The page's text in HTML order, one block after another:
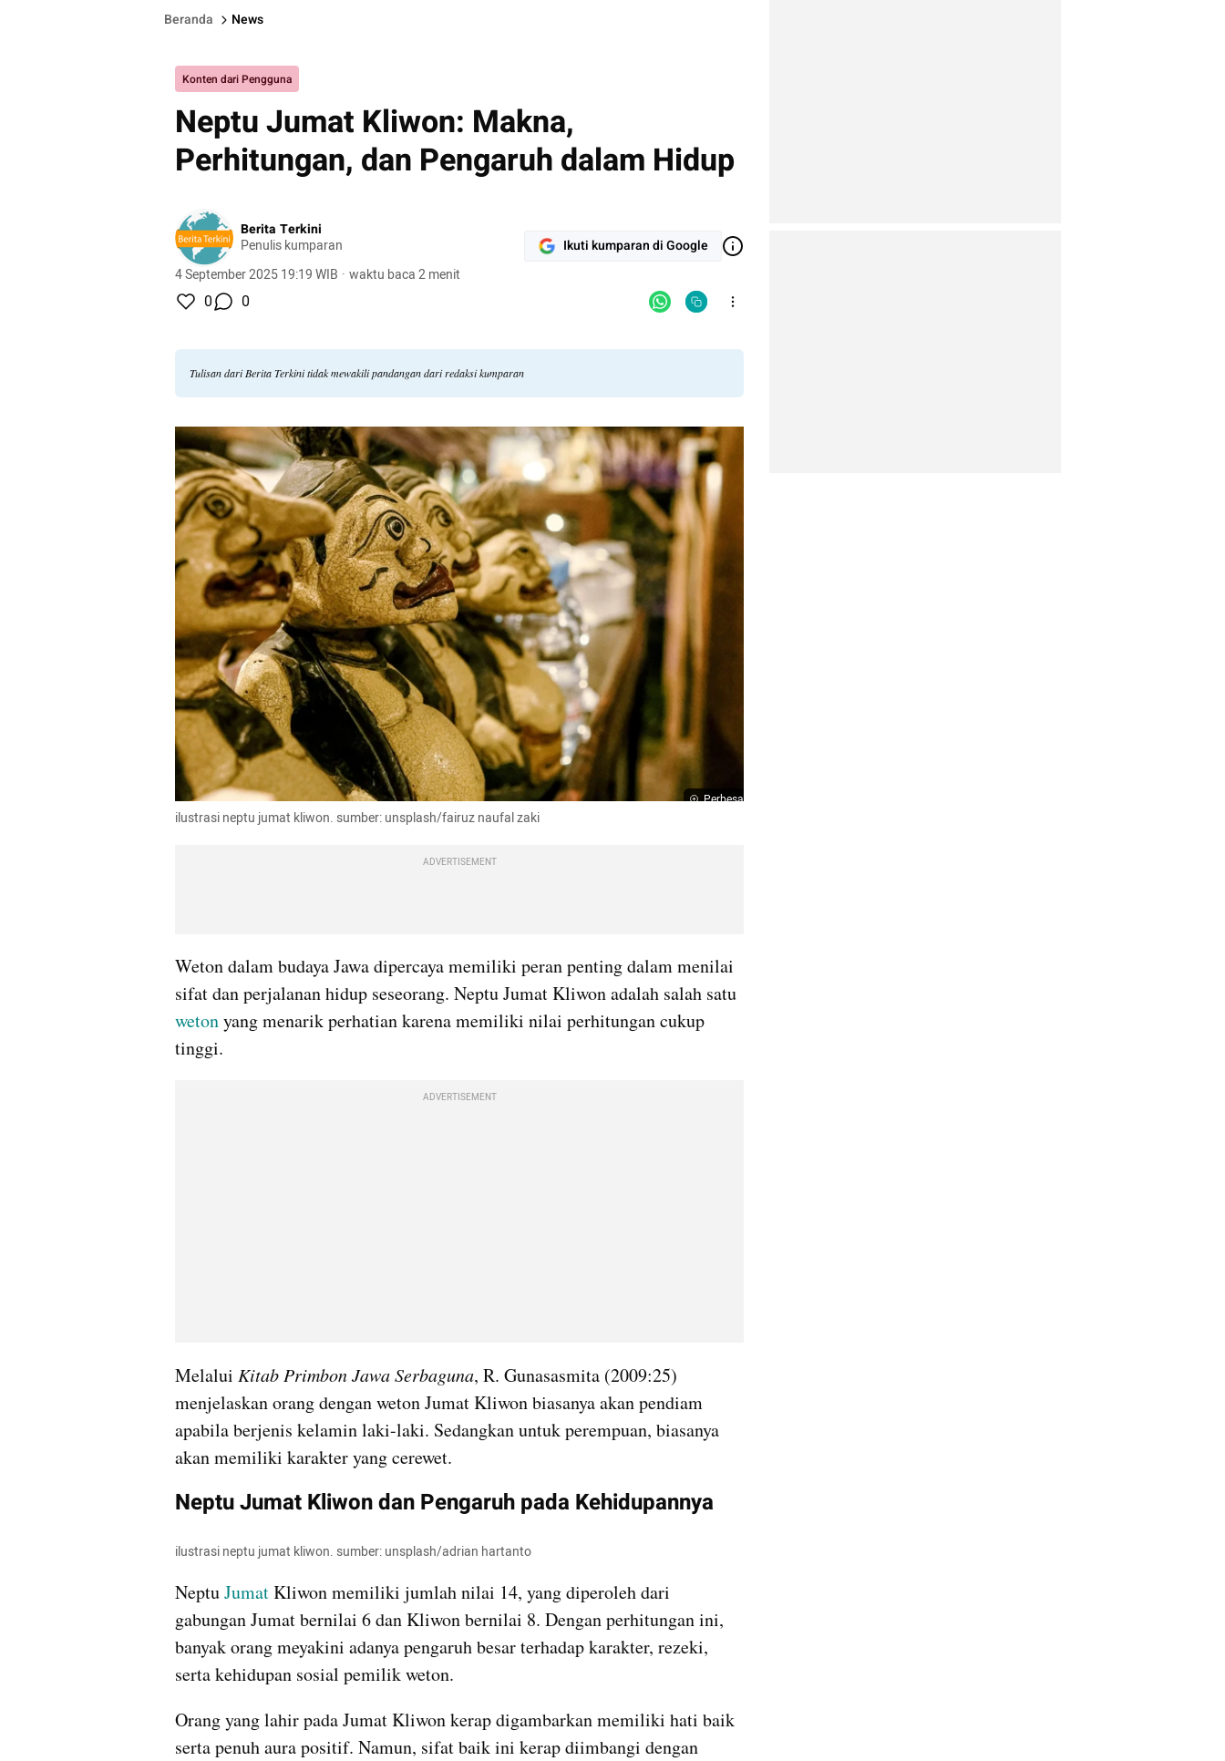
Beranda News
Konten dari Pengguna
Neptu Jumat Kliwon: Makna,
Perhitungan, dan Pengaruh dalam Hidup
Berita Terkini
Penulis kumparan
4 September 2025 19:19 WIB · waktu baca 2 menit
Ikuti kumparan di Google
0 0
Tulisan dari Berita Terkini tidak mewakili pandangan dari redaksi kumparan
Perbesar
ilustrasi neptu jumat kliwon. sumber: unsplash/fairuz naufal zaki
ADVERTISEMENT
Weton dalam budaya Jawa dipercaya memiliki peran penting dalam menilai
weton yang menarik perhatian karena memiliki nilai perhitungan cukup
tinggi.
ADVERTISEMENT
Melalui Kitab Primbon Jawa Serbaguna, R. Gunasasmita (2009:25)
menjelaskan orang dengan weton Jumat Kliwon biasanya akan pendiam
apabila berjenis kelamin laki-laki. Sedangkan untuk perempuan, biasanya
akan memiliki karakter yang cerewet.
Neptu Jumat Kliwon dan Pengaruh pada Kehidupannya
ilustrasi neptu jumat kliwon. sumber: unsplash/adrian hartanto
Neptu Jumat Kliwon memiliki jumlah nilai 14, yang diperoleh dari
gabungan Jumat bernilai 6 dan Kliwon bernilai 8. Dengan perhitungan ini,
banyak orang meyakini adanya pengaruh besar terhadap karakter, rezeki,
serta kehidupan sosial pemilik weton.
Orang yang lahir pada Jumat Kliwon kerap digambarkan memiliki hati baik
serta penuh aura positif. Namun, sifat baik ini kerap diimbangi dengan